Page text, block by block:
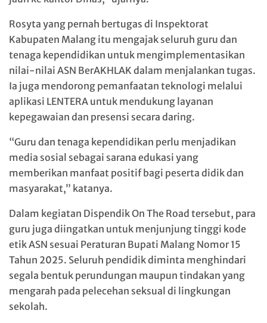
Rosyta yang pernah bertugas di Inspektorat
Kabupaten Malang itu mengajak seluruh guru dan
tenaga kependidikan untuk mengimplementasikan
nilai-nilai ASN BerAKHLAK dalam menjalankan tugas.
Ia juga mendorong pemanfaatan teknologi melalui
aplikasi LENTERA untuk mendukung layanan
kepegawaian dan presensi secara daring.
“Guru dan tenaga kependidikan perlu menjadikan
media sosial sebagai sarana edukasi yang
memberikan manfaat positif bagi peserta didik dan
masyarakat,” katanya.
Dalam kegiatan Dispendik On The Road tersebut, para
guru juga diingatkan untuk menjunjung tinggi kode
etik ASN sesuai Peraturan Bupati Malang Nomor 15
Tahun 2025. Seluruh pendidik diminta menghindari
segala bentuk perundungan maupun tindakan yang
mengarah pada pelecehan seksual di lingkungan
sekolah.